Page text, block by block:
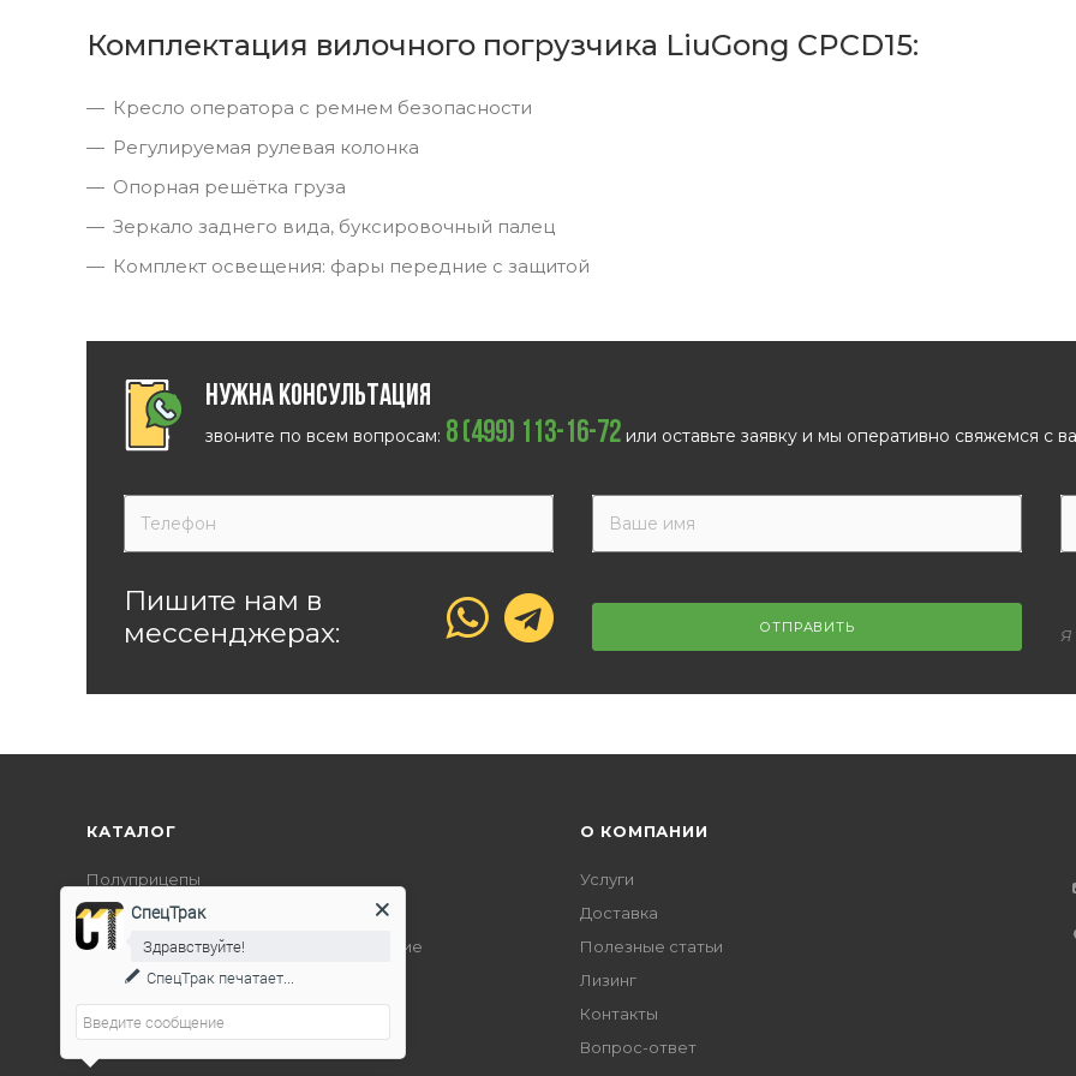
Комплектация вилочного погрузчика LiuGong CPCD15:
Кресло оператора с ремнем безопасности
Регулируемая рулевая колонка
Опорная решётка груза
Зеркало заднего вида, буксировочный палец
Комплект освещения: фары передние с защитой
Нужна консультация
звоните по всем вопросам: 8 (499) 113-16-72 или оставьте заявку и мы оперативно свяжемся с
Пишите нам в
мессенджерах:
ОТПРАВИТЬ Я
КАТАЛОГ
Полуприцепы
Дорожно-строительная техника
Подъемно-транспортное оборудование
О КОМПАНИИ
Услуги
Доставка
Полезные статьи
Лизинг
Контакты
Вопрос-ответ
СпецТрак
Здравствуйте!
СпецТрак печатает...